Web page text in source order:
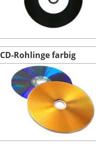
CD-Rohlinge farbig